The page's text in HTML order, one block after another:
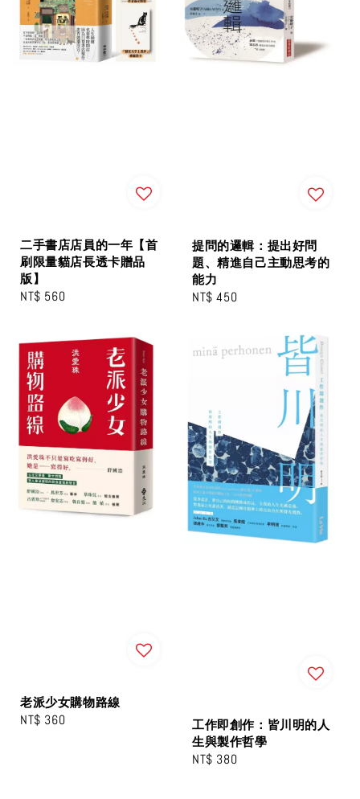
二手書店店員的一年【首
刷限量貓店長透卡贈品
版】
Regular
NT$ 560
提問的邏輯：提出好問
題、精進自己主動思考的
能力
Regular
NT$ 450
老派少女購物路線
Regular
NT$ 360
工作即創作：皆川明的人
生與製作哲學
Regular
NT$ 380